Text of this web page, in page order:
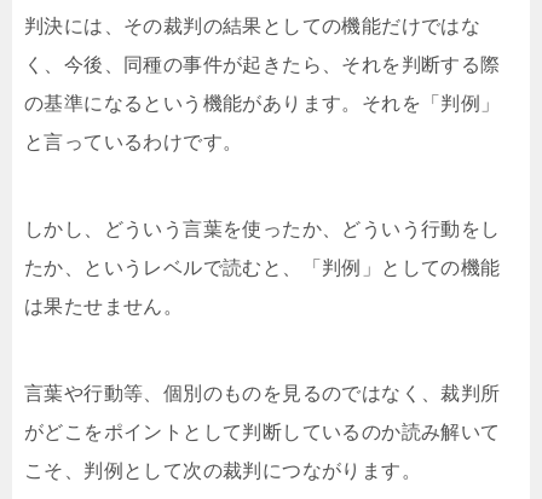
判決には、その裁判の結果としての機能だけではな
く、今後、同種の事件が起きたら、それを判断する際
の基準になるという機能があります。それを「判例」
と言っているわけです。
しかし、どういう言葉を使ったか、どういう行動をし
たか、というレベルで読むと、「判例」としての機能
は果たせません。
言葉や行動等、個別のものを見るのではなく、裁判所
がどこをポイントとして判断しているのか読み解いて
こそ、判例として次の裁判につながります。